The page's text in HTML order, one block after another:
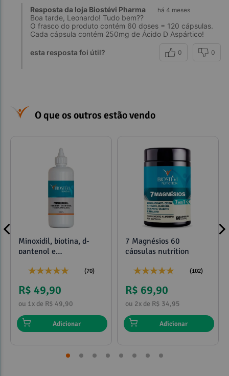
Resposta da loja Biostévi Pharma há 4 meses
Boa tarde, Leonardo! Tudo bem??
O frasco do produto contém 60 doses = 120 cápsulas.
Cada cápsula contém 250mg de Ácido D Aspártico!
esta resposta foi útil? 0 0
O que os outros estão vendo
Minoxidil, biotina, d-
pantenol e
(70)
R$ 49,90
ou 1x de R$ 49,90
Adicionar
7 Magnésios 60
cápsulas nutrition
(102)
R$ 69,90
ou 2x de R$ 34,95
Adicionar